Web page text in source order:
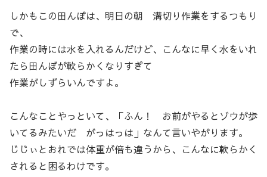
しかもこの田んぼは、明日の朝 溝切り作業をするつもり
で、
作業の時には水を入れるんだけど、こんなに早く水をいれ
たら田んぼが軟らかくなりすぎて
作業がしずらいんですよ。
こんなことやっといて、「ふん！ お前がやるとゾウが歩
いてるみたいだ がっはっは」なんて言いやがります。
じじぃとおれでは体重が倍も違うから、こんなに軟らかく
されると困るわけです。